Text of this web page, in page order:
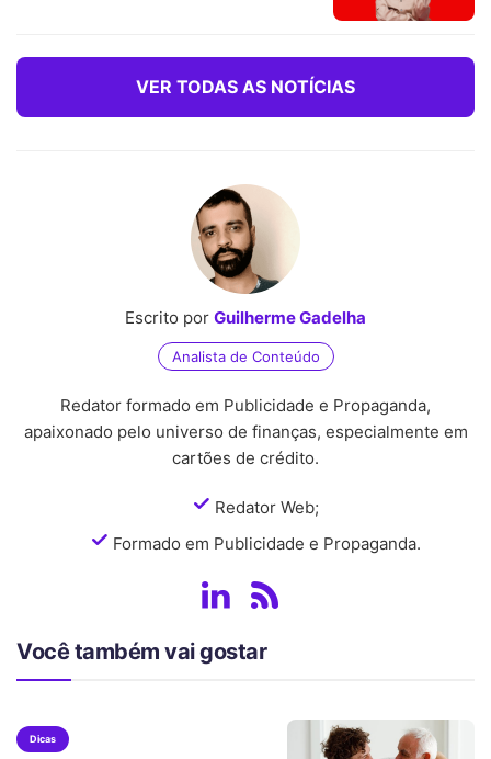
VER TODAS AS NOTÍCIAS
Escrito por Guilherme Gadelha
Analista de Conteúdo
Redator formado em Publicidade e Propaganda,
apaixonado pelo universo de finanças, especialmente em
cartões de crédito.
Redator Web;
Formado em Publicidade e Propaganda.
Você também vai gostar
Dicas